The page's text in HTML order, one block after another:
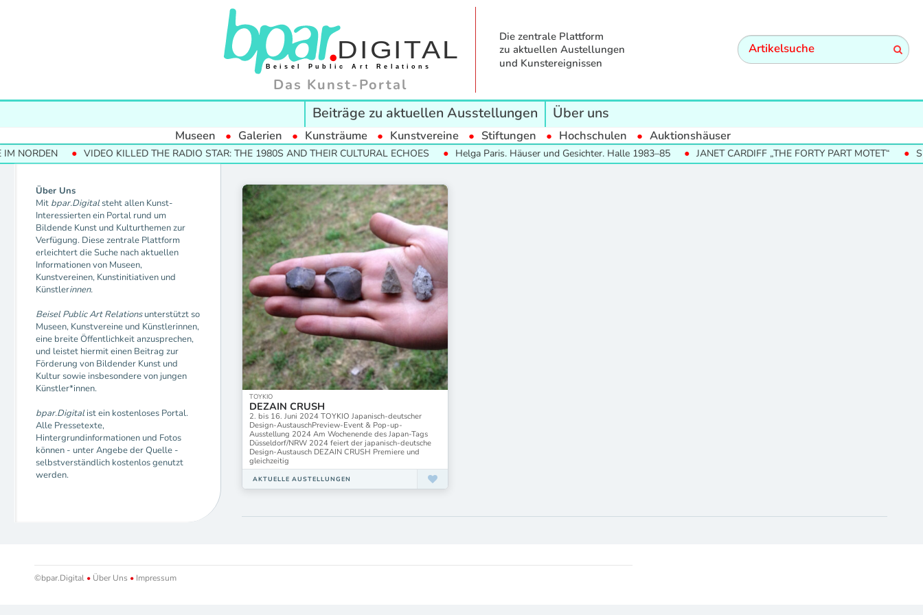
Das Kunst-Portal
Die zentrale Plattform
zu aktuellen Austellungen
und Kunstereignissen
Beiträge zu aktuellen Ausstellungen Über uns
Museen Galerien Kunsträume Kunstvereine Stiftungen Hochschulen Auktionshäuser
NORDEN VIDEO KILLED THE RADIO STAR: THE 1980S AND THEIR CULTURAL ECHOES Helga Paris. Häuser und Gesichter. Halle 1983–85 JANET CARDIFF „THE FORTY PART MOTET“
Über Uns
Mit bpar.Digitalsteht allen Kunst-
Interessierten ein Portal rund um
Bildende Kunst und Kulturthemen zur
Verfügung. Diese zentrale Plattform
erleichtert die Suche nach aktuellen
Informationen von Museen,
Kunstvereinen, Kunstinitiativen und
Künstlerinnen.
Beisel Public Art Relationsunterstützt so
Museen, Kunstvereine und Künstlerinnen,
eine breite Öffentlichkeit anzusprechen,
und leistet hiermit einen Beitrag zur
Förderung von Bildender Kunst und
Kultur sowie insbesondere von jungen
Künstler*innen.
bpar.Digitalist ein kostenloses Portal.
Alle Pressetexte,
Hintergrundinformationen und Fotos
können - unter Angebe der Quelle -
selbstverständlich kostenlos genutzt
werden.
TOYKIO
DEZAIN CRUSH
2. bis 16. Juni 2024 TOYKIO Japanisch-deutscher
Design-AustauschPreview-Event & Pop-up-
Ausstellung 2024 Am Wochenende des Japan-Tags
Düsseldorf/NRW 2024 feiert der japanisch-deutsche
Design-Austausch DEZAIN CRUSH Premiere und
gleichzeitig
AKTUELLE AUSTELLUNGEN
©bpar.Digital • Über Uns • Impressum